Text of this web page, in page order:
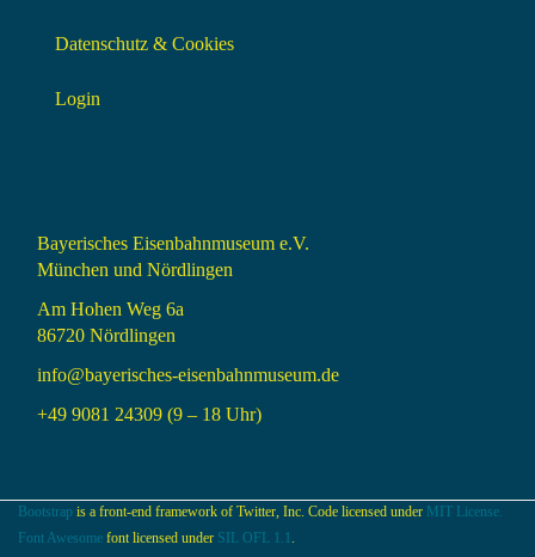
Datenschutz & Cookies
Login
Bayerisches Eisenbahnmuseum e.V.
München und Nördlingen
Am Hohen Weg 6a
86720 Nördlingen
info@bayerisches-eisenbahnmuseum.de
+49 9081 24309 (9 – 18 Uhr)
Bootstrap is a front-end framework of Twitter, Inc. Code licensed under MIT License.
Font Awesome font licensed under SIL OFL 1.1 .